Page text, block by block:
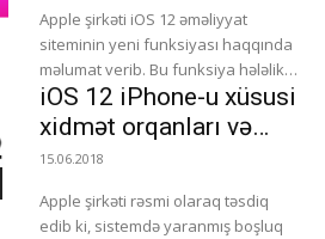
məlumatı paylaşacaq
Apple şirkəti iOS 12 əməliyyat
siteminin yeni funksiyası haqqında
məlumat verib. Bu funksiya hələlik
yalnız ABŞ ərazisində işləyəcək. Belə
ki, 991 fövqəladə xidmətinə zəng...
iOS 12 iPhone-u xüsusi
xidmət orqanları və
hakerlərdən qorucayaq
15.06.2018
Apple şirkəti rəsmi olaraq təsdiq
edib ki, sistemdə yaranmış boşluq